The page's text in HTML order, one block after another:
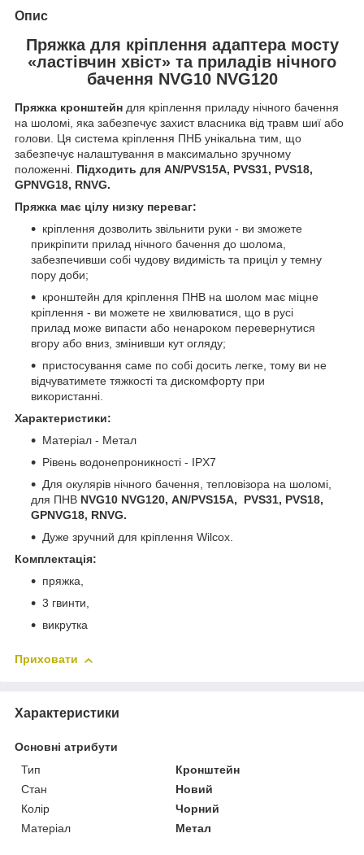
Опис
Пряжка для кріплення адаптера мосту
«ластівчин хвіст» та приладів нічного
бачення NVG10 NVG120
Пряжка кронштейн для кріплення приладу нічного бачення
на шоломі, яка забезпечує захист власника від травм шиї або
голови. Ця система кріплення ПНБ унікальна тим, що
забезпечує налаштування в максимально зручному
положенні. Підходить для AN/PVS15А, PVS31, PVS18,
GPNVG18, RNVG.
Пряжка має цілу низку переваг:
кріплення дозволить звільнити руки - ви зможете
прикріпити прилад нічного бачення до шолома,
забезпечивши собі чудову видимість та приціл у темну
пору доби;
кронштейн для кріплення ПНВ на шолом має міцне
кріплення - ви можете не хвилюватися, що в русі
прилад може випасти або ненароком перевернутися
вгору або вниз, змінивши кут огляду;
пристосування саме по собі досить легке, тому ви не
відчуватимете тяжкості та дискомфорту при
використанні.
Характеристики:
Матеріал - Метал
Рівень водонепроникності - IPX7
Для окулярів нічного бачення, тепловізора на шоломі,
для ПНВ NVG10 NVG120, AN/PVS15А, PVS31, PVS18,
GPNVG18, RNVG.
Дуже зручний для кріплення Wilcox.
Комплектація:
пряжка,
3 гвинти,
викрутка
Приховати
Характеристики
Основні атрибути
Тип
Кронштейн
Стан
Новий
Колір
Чорний
Матеріал
Метал